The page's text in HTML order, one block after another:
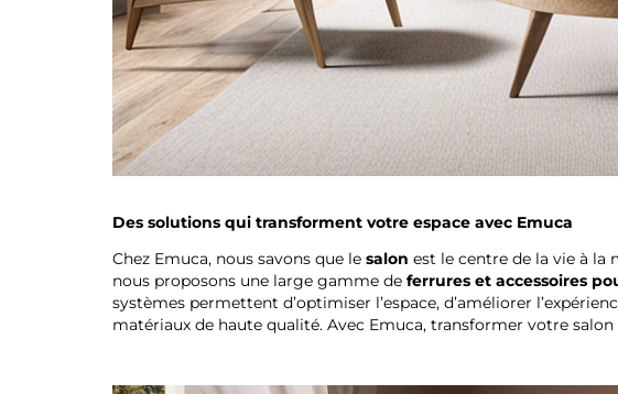
Des solutions qui transforment votre espace avec Emuca
Chez Emuca, nous savons que le salon est le centre de la vie à la
nous proposons une large gamme de ferrures et accessoires
systèmes permettent d’optimiser l’espace, d’améliorer
matériaux de haute qualité. Avec Emuca, transformer votre